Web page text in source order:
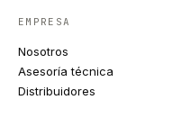
EMPRESA
Nosotros
Asesoría técnica
Distribuidores